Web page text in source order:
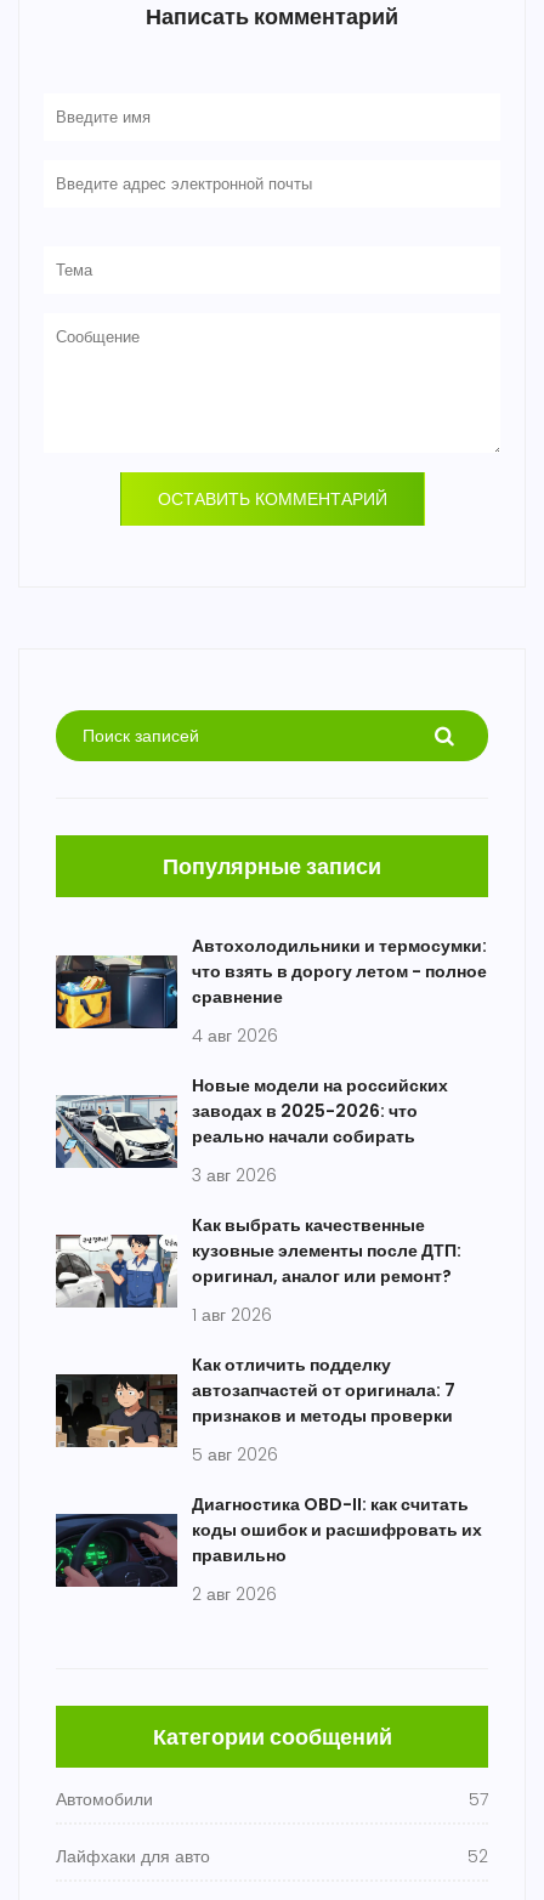
Написать комментарий
ОСТАВИТЬ КОММЕНТАРИЙ
Популярные записи
Автохолодильники и термосумки:
что взять в дорогу летом - полное
сравнение
4 авг 2026
Новые модели на российских
заводах в 2025-2026: что
реально начали собирать
3 авг 2026
Как выбрать качественные
кузовные элементы после ДТП:
оригинал, аналог или ремонт?
1 авг 2026
Как отличить подделку
автозапчастей от оригинала: 7
признаков и методы проверки
5 авг 2026
Диагностика OBD-II: как считать
коды ошибок и расшифровать их
правильно
2 авг 2026
Категории сообщений
Автомобили 57
Лайфхаки для авто 52